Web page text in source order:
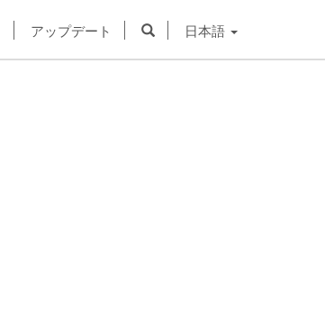
アップデート 日本語